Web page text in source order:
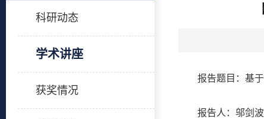
科研动态
学术讲座
获奖情况
报告题目：基
报告人：邬剑波